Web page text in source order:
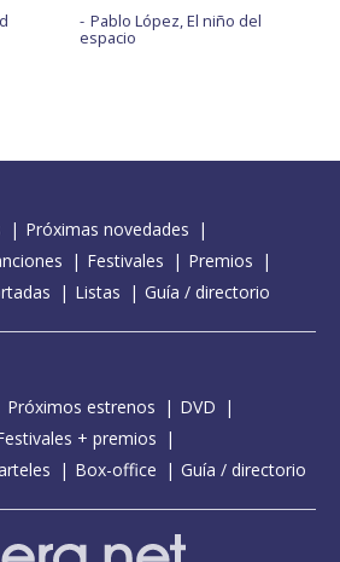
Pablo López, El niño del
espacio
Próximas novedades
Festivales
Premios
Listas Guía / directorio
Próximos estrenos
DVD
+ premios
Box-office Guía / directorio